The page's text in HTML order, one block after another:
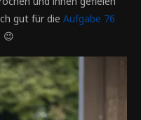
gut für die Aufgabe 76
😉